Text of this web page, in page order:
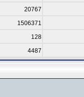
20767
1506371
128
4487